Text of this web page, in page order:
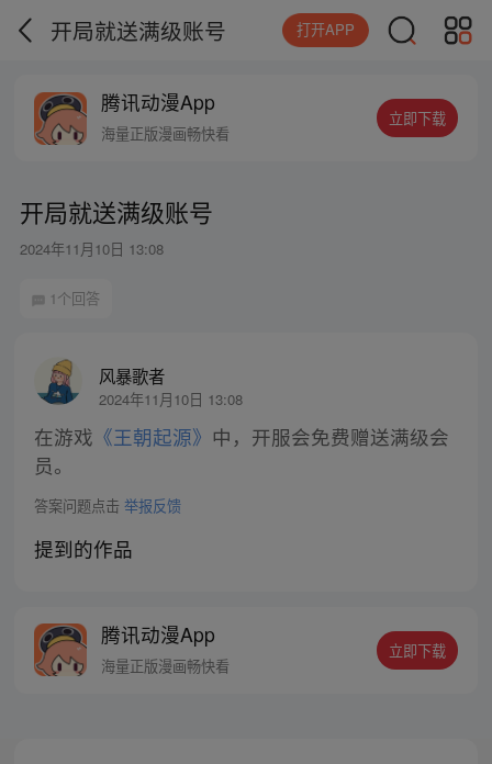
开局就送满级账号 打开APP
腾讯动漫App
海量正版漫画畅快看
立即下载
开局就送满级账号
2024年11月10日 13:08
1个回答
风暴歌者
2024年11月10日 13:08
在游戏 《王朝起源》 中，开服会免费赠送满级会
员。
答案问题点击 举报反馈
提到的作品
腾讯动漫App
海量正版漫画畅快看
立即下载